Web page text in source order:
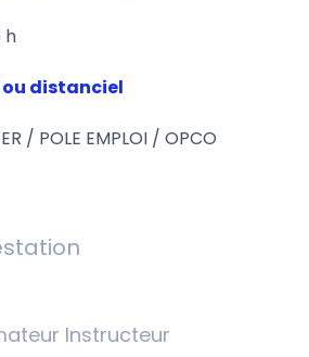
h
distanciel
/ POLE EMPLOI / OPCO
Instructeur